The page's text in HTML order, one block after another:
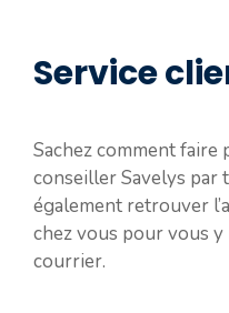
Service
Sachez comment faire
conseiller Savelys par
également retrouver
chez vous pour vous
courrier.